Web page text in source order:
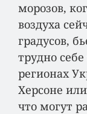
морозов,
воздуха
градусов,
трудно
регионах
Херсоне
что могут